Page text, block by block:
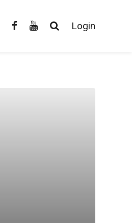
Login